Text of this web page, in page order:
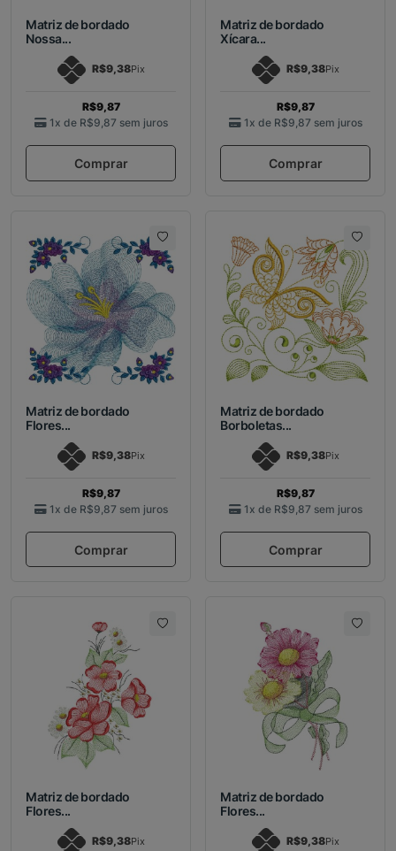
Matriz de bordado
Nossa...
R$9,38Pix
R$9,87
1x de R$9,87 sem juros
Comprar
Matriz de bordado
Xícara...
R$9,38Pix
R$9,87
1x de R$9,87 sem juros
Comprar
Matriz de bordado
Flores...
R$9,38Pix
R$9,87
1x de R$9,87 sem juros
Comprar
Matriz de bordado
Borboletas...
R$9,38Pix
R$9,87
1x de R$9,87 sem juros
Comprar
Matriz de bordado
Flores...
R$9,38Pix
Matriz de bordado
Flores...
R$9,38Pix